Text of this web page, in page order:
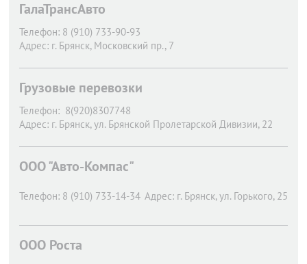
ГалаТрансАвто
Телефон: 8 (910) 733-90-93
Адрес: г. Брянск, Московский пр., 7
Грузовые перевозки
Телефон: 8(920)8307748
Адрес: г. Брянск, ул. Брянской Пролетарской Дивизии, 22
ООО "Авто-Компас"
Телефон: 8 (910) 733-14-34 Адрес: г. Брянск, ул. Горького, 25
ООО Роста